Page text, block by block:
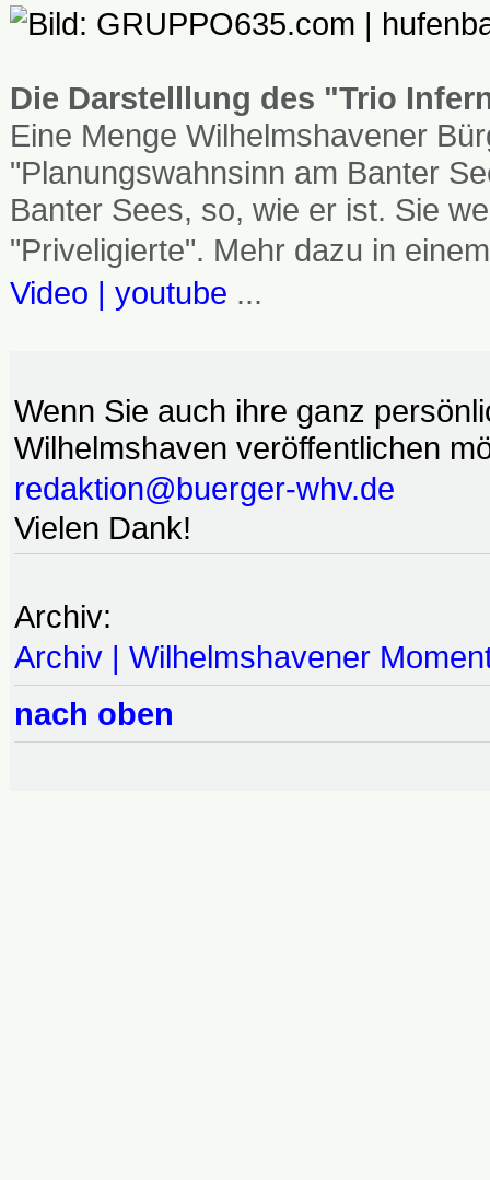
Die Darstelllung des "Trio
Eine Menge Wilhelmshavener
"Planungswahnsinn am Banter
Banter Sees, so, wie er ist. Sie
"Priveligierte". Mehr dazu in
Video | youtube ...
Wenn Sie auch ihre ganz
Wilhelmshaven veröffentlichen
redaktion@buerger-whv.de
Vielen Dank!
Archiv:
Archiv | Wilhelmshavener
nach oben